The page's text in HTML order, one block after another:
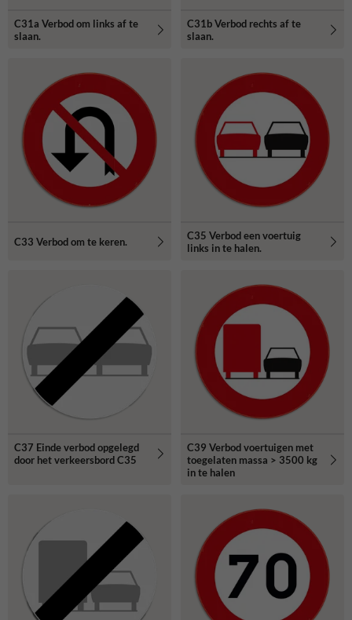
C31a Verbod om links af te
slaan.
C31b Verbod rechts af te
slaan.
C33 Verbod om te keren.
C35 Verbod een voertuig
links in te halen.
C37 Einde verbod opgelegd
door het verkeersbord C35
C39 Verbod voertuigen met
toegelaten massa > 3500 kg
in te halen